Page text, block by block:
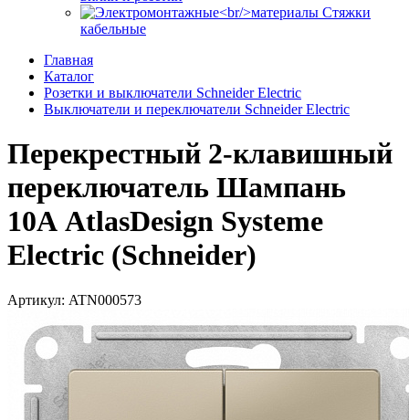
Стяжки
кабельные
Главная
Каталог
Розетки и выключатели Schneider Electric
Выключатели и переключатели Schneider Electric
Перекрестный 2-клавишный
переключатель Шампань
10А AtlasDesign Systeme
Electric (Schneider)
Артикул: ATN000573